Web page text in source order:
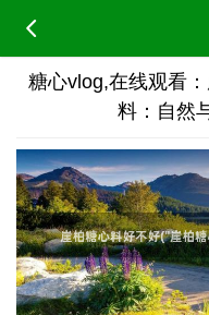

糖心vlog,在线观看
料：自然